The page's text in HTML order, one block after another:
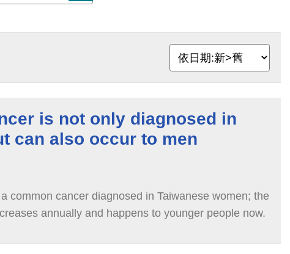
is not only diagnosed in
can also occur to men
common cancer diagnosed in Taiwanese women; the
annually and happens to younger people now.